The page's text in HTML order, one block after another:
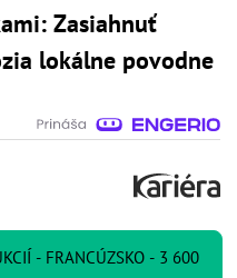
Zasiahnuť
lokálne povodne
- FRANCÚZSKO - 3 600